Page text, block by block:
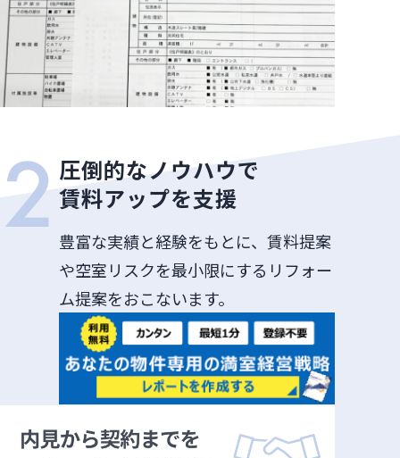
圧倒的なノウハウで
賃料アップを支援
豊富な実績と経験をもとに、賃料提案
や空室リスクを最小限にするリフォー
ム提案をおこないます。